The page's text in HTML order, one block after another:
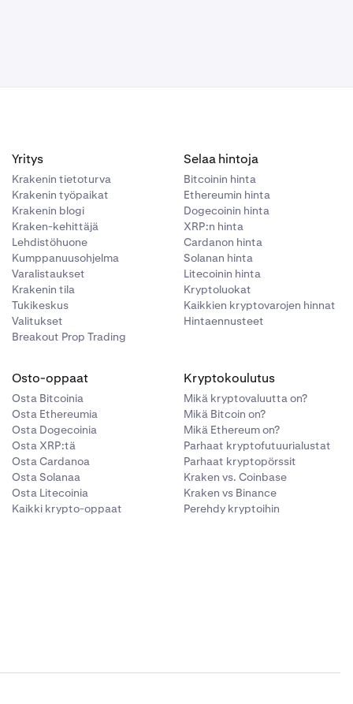
Yritys
Krakenin tietoturva
Krakenin työpaikat
Krakenin blogi
Kraken-kehittäjä
Lehdistöhuone
Kumppanuusohjelma
Varalistaukset
Krakenin tila
Tukikeskus
Valitukset
Breakout Prop Trading
Selaa hintoja
Bitcoinin hinta
Ethereumin hinta
Dogecoinin hinta
XRP:n hinta
Cardanon hinta
Solanan hinta
Litecoinin hinta
Kryptoluokat
Kaikkien kryptovarojen hinnat
Hintaennusteet
Osto-oppaat
Osta Bitcoinia
Osta Ethereumia
Osta Dogecoinia
Osta XRP:tä
Osta Cardanoa
Osta Solanaa
Osta Litecoinia
Kaikki krypto-oppaat
Kryptokoulutus
Mikä kryptovaluutta on?
Mikä Bitcoin on?
Mikä Ethereum on?
Parhaat kryptofutuurialustat
Parhaat kryptopörssit
Kraken vs. Coinbase
Kraken vs Binance
Perehdy kryptoihin